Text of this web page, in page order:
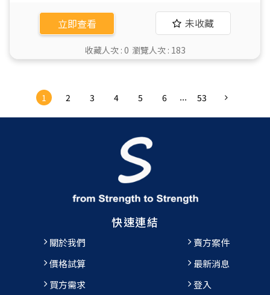
立即查看 未收藏
收藏人次 : 0 瀏覽人次 : 183
1 2 3 4 5 6 ... 53
快速連結
關於我們
價格試算
買方需求
賣方案件
最新消息
登入